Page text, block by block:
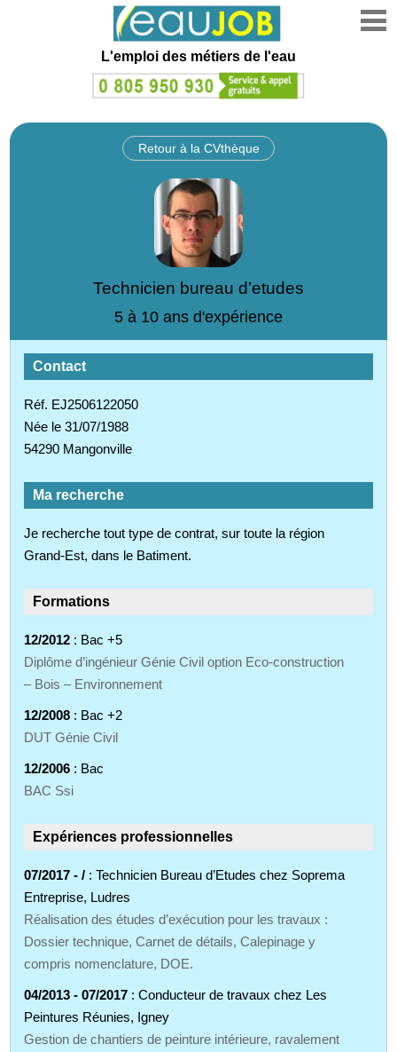
L'emploi des métiers de l'eau
Retour à la CVthèque
Technicien bureau d’etudes
5 à 10 ans d'expérience
Contact
Réf. EJ2506122050
Née le 31/07/1988
54290 Mangonville
Ma recherche
Je recherche tout type de contrat, sur toute la région
Grand-Est, dans le Batiment.
Formations
12/2012 : Bac +5
Diplôme d’ingénieur Génie Civil option Eco-construction
– Bois – Environnement
12/2008 : Bac +2
DUT Génie Civil
12/2006 : Bac
BAC Ssi
Expériences professionnelles
07/2017 - / : Technicien Bureau d’Etudes chez Soprema
Entreprise, Ludres
Réalisation des études d’exécution pour les travaux :
Dossier technique, Carnet de détails, Calepinage y
compris nomenclature, DOE.
04/2013 - 07/2017 : Conducteur de travaux chez Les
Peintures Réunies, Igney
Gestion de chantiers de peinture intérieure, ravalement